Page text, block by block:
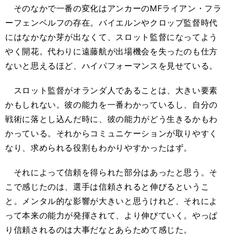
そのなかで一番の変化はアンカーのMFライアン・フラ
ーフェンベルフの存在。バイエルンやクロップ監督時代
にはなかなか芽が出なくて、スロット監督になってよう
やく開花。代わりに遠藤航が出場機会を失ったのも仕方
ないと思えるほど、ハイパフォーマンスを見せている。
スロット監督がオランダ人であることは、大きい要素
かもしれない。彼の能力を一番わかっているし、自分の
戦術に落とし込んだ時に、彼の能力がどう生きるかもわ
かっている。それからコミュニケーションが取りやすく
なり、求められる役割もわかりやすかったはず。
それによって信頼を得られた部分はあったと思う。そ
こで感じたのは、選手は信頼されると伸びるというこ
と。メンタル的な影響が大きいと思うけれど、それによ
って本来の能力が発揮されて、より伸びていく。やっぱ
り信頼されるのは大事だなとあらためて感じた。